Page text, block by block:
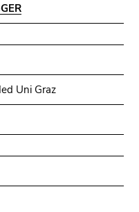
Uni Graz